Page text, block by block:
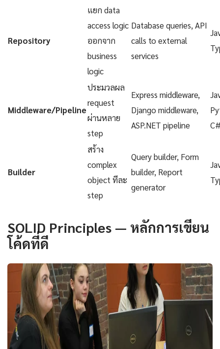
Repository
แยก data
access logic
ออกจาก
business
logic
Database queries, API
calls to external
services
Middleware/Pipeline
ประมวลผล
request
ผ่านหลาย
step
Express middleware,
Django middleware,
ASP.NET pipeline
Builder
สร้าง
complex
object ทีละ
step
Query builder, Form
builder, Report
generator
SOLID Principles — หลักการเขียน
โค้ดที่ดี